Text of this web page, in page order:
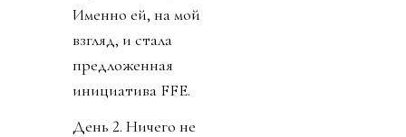
Именно ей, на мой
взгляд, и стала
предложенная
инициатива FFE.
День 2. Ничего не